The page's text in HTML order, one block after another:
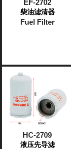
EF-2702
柴油滤清器
Fuel Filter
HC-2709
液压先导滤